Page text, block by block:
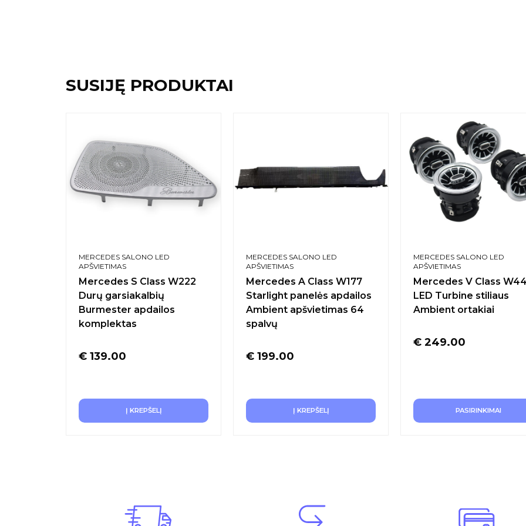
SUSIJĘ PRODUKTAI
MERCEDES SALONO LED
APŠVIETIMAS
Mercedes S Class W222
Durų garsiakalbių
Burmester apdailos
komplektas
€ 139.00
Į KREPŠELĮ
MERCEDES SALONO LED
APŠVIETIMAS
Mercedes A Class W177
Starlight panelės apdailos
Ambient apšvietimas 64
spalvų
€ 199.00
Į KREPŠELĮ
MERCEDES SALONO LED
APŠVIETIMAS
Mercedes V Class
LED Turbine stiliaus
Ambient ortakiai
€ 249.00
PASIRINKIMAI